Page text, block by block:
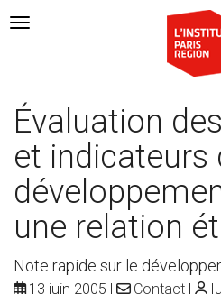
Navigation Toggle
Évaluation
et indicateurs
une relation
Note rapide sur le
13 juin 2005 Contact